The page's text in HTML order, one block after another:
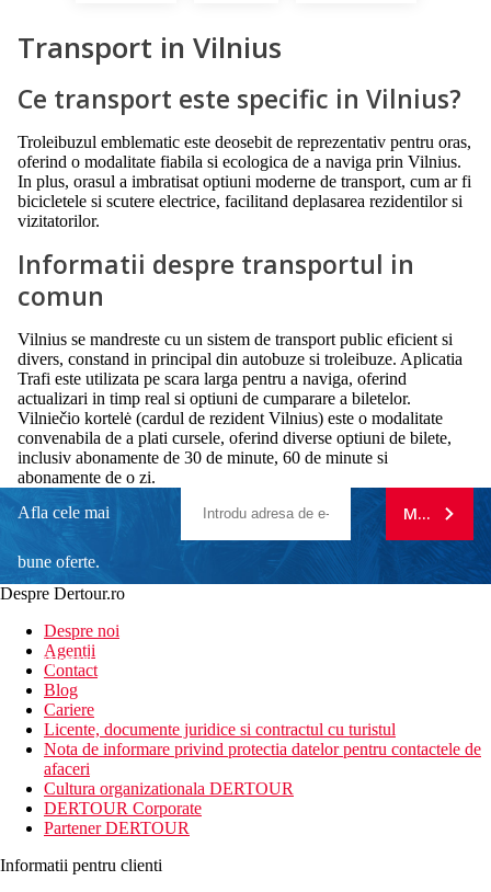
Transport in Vilnius
Ce transport este specific in Vilnius?
Troleibuzul emblematic este deosebit de reprezentativ pentru oras,
oferind o modalitate fiabila si ecologica de a naviga prin Vilnius.
In plus, orasul a imbratisat optiuni moderne de transport, cum ar fi
bicicletele si scutere electrice, facilitand deplasarea rezidentilor si
vizitatorilor.
Informatii despre transportul in
comun
Vilnius se mandreste cu un sistem de transport public eficient si
divers, constand in principal din autobuze si troleibuze. Aplicatia
Trafi este utilizata pe scara larga pentru a naviga, oferind
actualizari in timp real si optiuni de cumparare a biletelor.
Vilniečio kortelė (cardul de rezident Vilnius) este o modalitate
convenabila de a plati cursele, oferind diverse optiuni de bilete,
inclusiv abonamente de 30 de minute, 60 de minute si
abonamente de o zi.
Afla cele mai
bune oferte.
newsletter!
MA
Despre Dertour.ro
Despre noi
Agentii
Contact
Blog
Cariere
Licente, documente juridice si contractul cu turistul
Nota de informare privind protectia datelor pentru contactele de
afaceri
Cultura organizationala DERTOUR
DERTOUR Corporate
Partener DERTOUR
Informatii pentru clienti